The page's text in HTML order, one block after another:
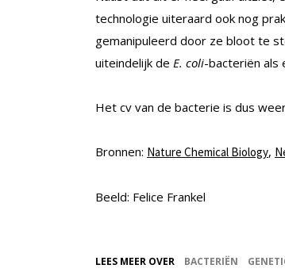
technologie uiteraard ook nog
gemanipuleerd door ze bloot te
uiteindelijk de E. coli-bacteriën als
Het cv van de bacterie is dus
Bronnen: Nature Chemical Biology,
Beeld: Felice Frankel
LEES MEER OVER BACTERIËN